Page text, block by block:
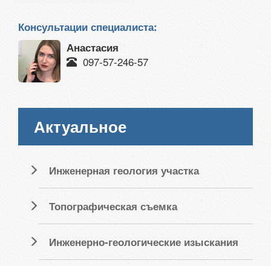
Консультации специалиста:
Анастасия
097-57-246-57
Актуальное
Инженерная геология участка
Топографическая съемка
Инженерно-геологические изыскания